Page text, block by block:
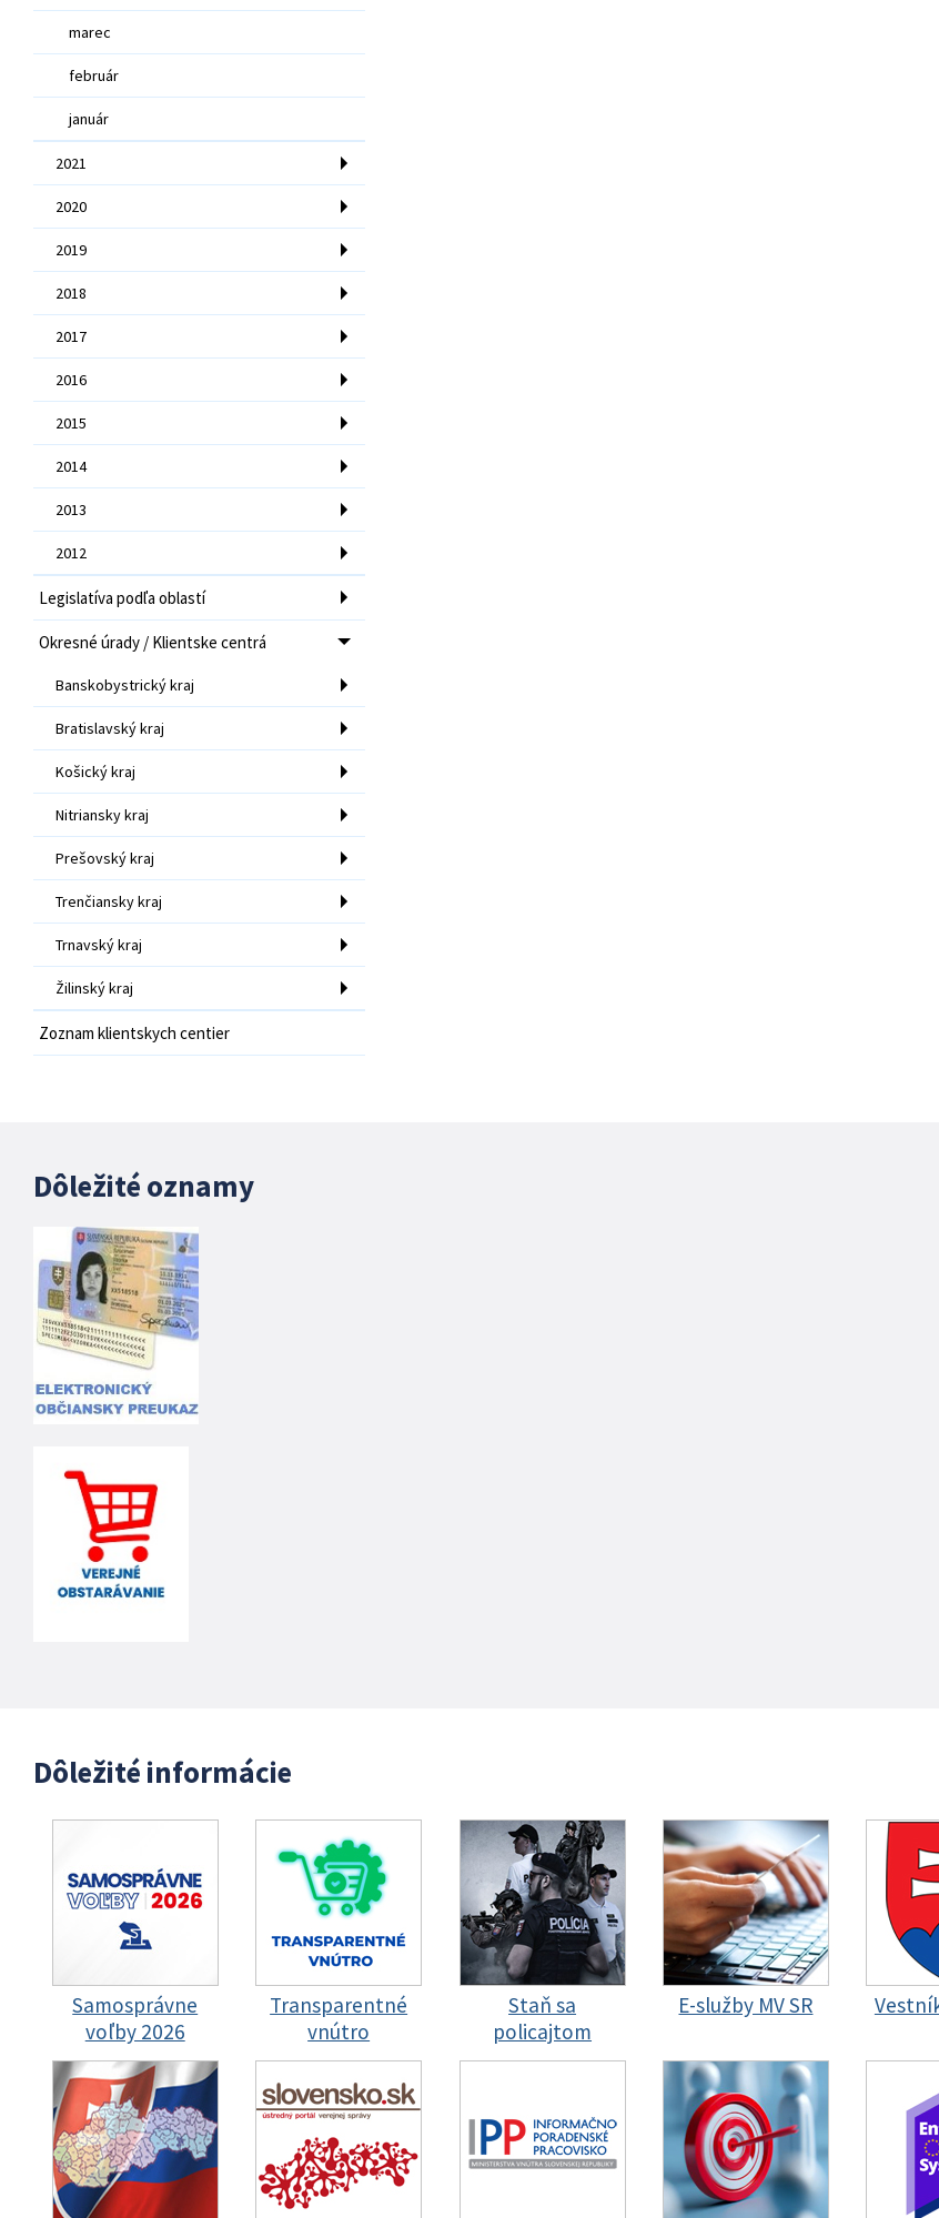
marec
február
január
2021
2020
2019
2018
2017
2016
2015
2014
2013
2012
Legislatíva podľa oblastí
Okresné úrady / Klientske centrá
Banskobystrický kraj
Bratislavský kraj
Košický kraj
Nitriansky kraj
Prešovský kraj
Trenčiansky kraj
Trnavský kraj
Žilinský kraj
Zoznam klientskych centier
Dôležité oznamy
Dôležité informácie
Samosprávne
voľby 2026
Transparentné
vnútro
Staň sa
policajtom
E-služby MV SR